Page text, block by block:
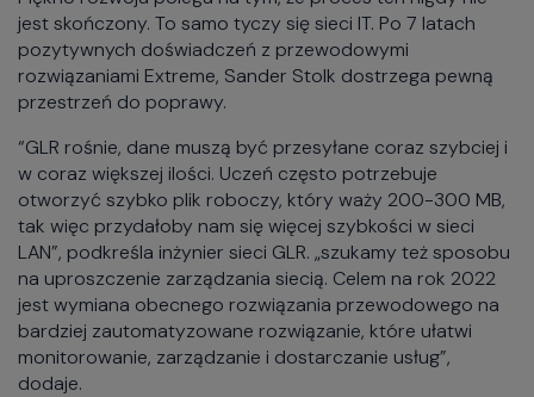
jest skończony. To samo tyczy się sieci IT. Po 7 latach
pozytywnych doświadczeń z przewodowymi
rozwiązaniami Extreme, Sander Stolk dostrzega pewną
przestrzeń do poprawy.
“GLR rośnie, dane muszą być przesyłane coraz szybciej i
w coraz większej ilości. Uczeń często potrzebuje
otworzyć szybko plik roboczy, który waży 200-300 MB,
tak więc przydałoby nam się więcej szybkości w sieci
LAN”, podkreśla inżynier sieci GLR. „szukamy też sposobu
na uproszczenie zarządzania siecią. Celem na rok 2022
jest wymiana obecnego rozwiązania przewodowego na
bardziej zautomatyzowane rozwiązanie, które ułatwi
monitorowanie, zarządzanie i dostarczanie usług”,
dodaje.